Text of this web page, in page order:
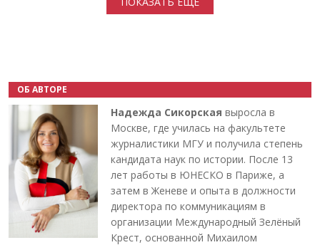
ОБ АВТОРЕ
Надежда Сикорская выросла в
Москве, где училась на факультете
журналистики МГУ и получила степень
кандидата наук по истории. После 13
лет работы в ЮНЕСКО в Париже, а
затем в Женеве и опыта в должности
директора по коммуникациям в
организации Международный Зелёный
Крест, основанной Михаилом